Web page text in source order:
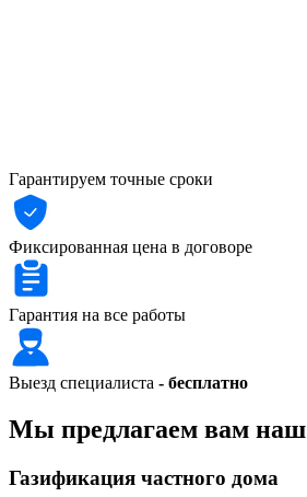
Гарантируем точные сроки
Фиксированная цена в договоре
Гарантия на все работы
Выезд специалиста - бесплатно
Мы предлагаем вам наш
Газификация частного дома